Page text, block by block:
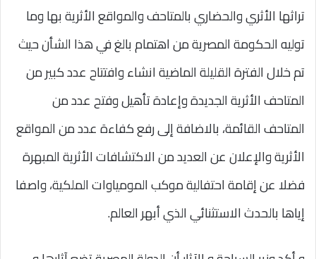
تراثها الأثري والحضاري بالمتاحف والمواقع الأثرية بها وما
توليه الحكومة المصرية من اهتمام بالغ في هذا الشأن حيث
تم خلال الفترة القليلة الماضية انشاء وافتتاح عدد كبير من
المتاحف الأثرية الجديدة وإعادة تأهيل وفتح عدد من
المتاحف القائمة، بالاضافة إلى رفع كفاءة عدد من المواقع
الأثرية والإعلان عن العديد من الاكتشافات الأثرية المبهرة
فضلا عن إقامة احتفالية موكب المومياوات الملكية، واصفا
إياها بالحدث الاستثنائي الذي أبهر العالم.